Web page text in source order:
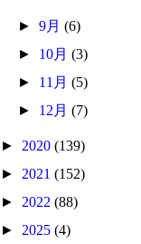
►9月(6)
► 10月(3)
► 11月(5)
► 12月(7)
► 2020 (139)
► 2021 (152)
► 2022 (88)
► 2025 (4)